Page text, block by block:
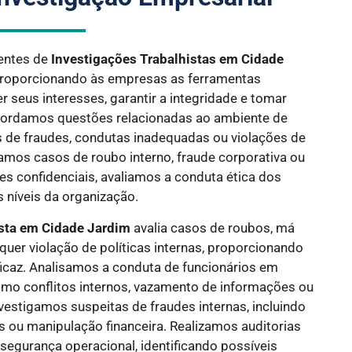
de Investigações Trabalhistas emCidade
às empresas as ferramentas
seus interesses, garantir a integridade e tomar
questões relacionadas ao ambiente de
fraudes, condutas inadequadas ou violações de
casos de roubo interno, fraude corporativa ou
confidenciais, avaliamos a conduta ética dos
da organização.
emCidade Jardim avalia casos de roubos, má
violação de políticas internas, proporcionando
Analisamos a conduta de funcionários em
conflitos internos, vazamento de informações ou
suspeitas de fraudes internas, incluindo
ou manipulação financeira. Realizamos auditorias
operacional, identificando possíveis